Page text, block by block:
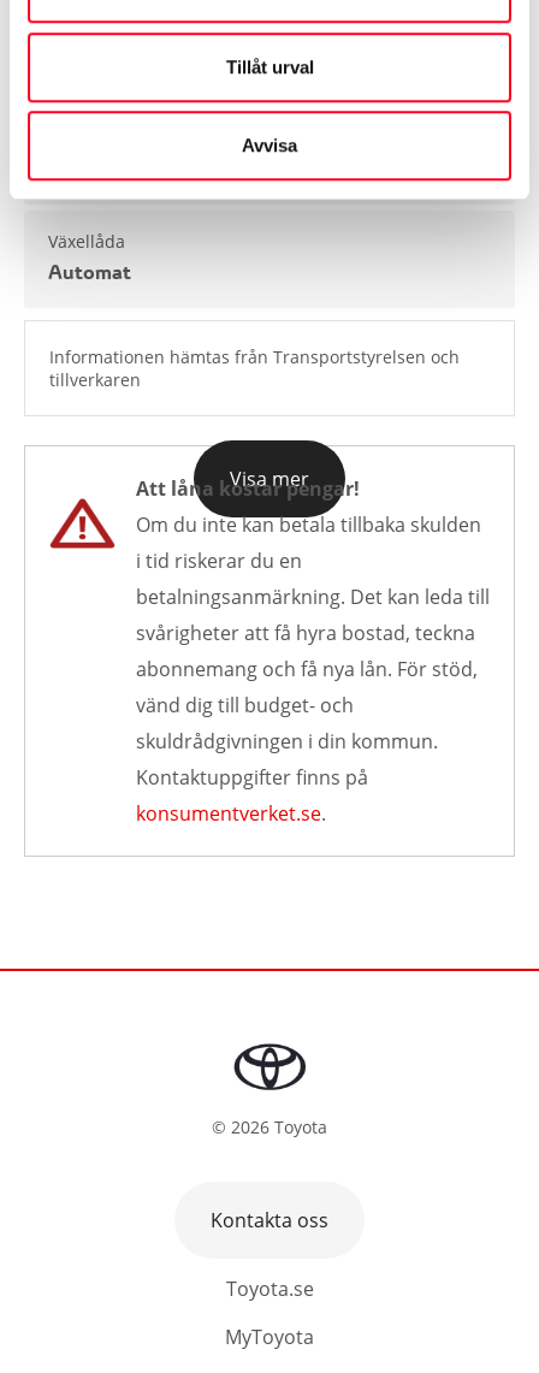
Tillåt urval
Avvisa
Märke
Växellåda
Automat
Informationen hämtas från Transportstyrelsen och
tillverkaren
Visa mer
Att låna kostar pengar!
Om du inte kan betala tillbaka skulden
i tid riskerar du en
betalningsanmärkning. Det kan leda till
svårigheter att få hyra bostad, teckna
abonnemang och få nya lån. För stöd,
vänd dig till budget- och
skuldrådgivningen i din kommun.
Kontaktuppgifter finns på
konsumentverket.se.
© 2026 Toyota
Toyota.se
MyToyota
Kontakta oss